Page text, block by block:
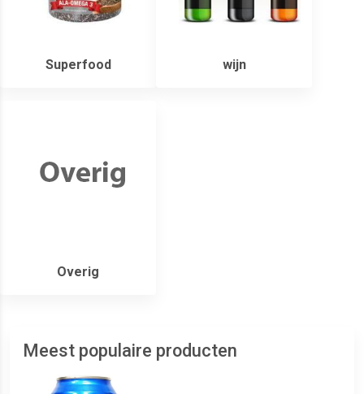
Superfood wijn
Overig
Meest populaire producten